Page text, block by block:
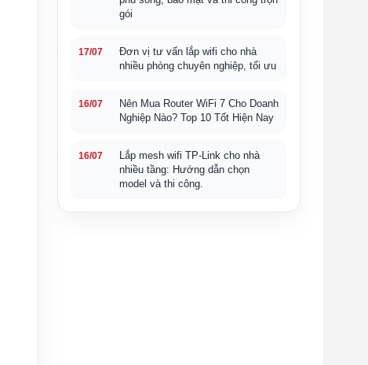
gói
17/07
Đơn vị tư vấn lắp wifi cho nhà
nhiều phòng chuyên nghiệp, tối ưu
16/07
Nên Mua Router WiFi 7 Cho Doanh
Nghiệp Nào? Top 10 Tốt Hiện Nay
16/07
Lắp mesh wifi TP-Link cho nhà
nhiều tầng: Hướng dẫn chọn
model và thi công.